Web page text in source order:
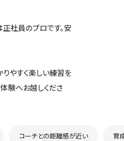
社員のプロです。安
やすく楽しい練習を
験へお越しくださ
コーチとの距離感が近い 育